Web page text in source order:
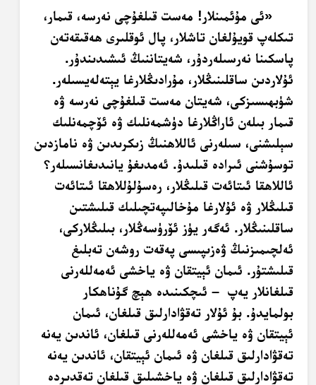
«ئى مۇئمىنلار! مەست قىلغۇچى نەرسە، قىمار،
تىكلەپ قويۇلغان تاشلار، پال ئوقلىرى ھەقىقەتەن
پاسكىنا نەرسىلەردۇر، شەيتاننىڭ ئىشىدىندۇر.
ئۇلاردىن ساقلىنىڭلار، مۇرادىڭلارغا يېتەلەيسىلەر.
شۈبھىسىزكى، شەيتان مەست قىلغۇچى نەرسە ۋە
قىمار بىلەن ئاراڭلارغا دۈشمەنلىك ۋە ئۆچمەنلىك
سېلىشنى، سىلەرنى ئاللاھنىڭ زىكرىدىن ۋە نامازدىن
توسۇشنى ئىرادە قىلىدۇ. ئەمدىغۇ يانىدىغانسىلەر؟
ئاللاھقا ئىتائەت قىلىڭلار، رەسۇلۇللاھقا ئىتائەت
قىلىڭلار ۋە ئۇلارغا مۇخالىپەتچىلىك قىلىشتىن
ساقلىنىڭلار. ئەگەر يۈز ئۆرۈسەڭلار، بىلىڭلاركى،
ئەلچىمىزنىڭ ۋەزىپىسى پەقەت روشەن تەبلىغ
قىلىشتۇر. ئىمان ئېيتقان ۋە ياخشى ئەمەللەرنى
قىلغانلار يەپ – ئىچكىنىدە ھېچ گۇناھكار
بولمايدۇ. بۇ ئۇلار تەقۋادارلىق قىلغان، ئىمان
ئېيتقان ۋە ياخشى ئەمەللەرنى قىلغان، ئاندىن يەنە
تەقۋادارلىق قىلغان ۋە ئىمان ئېيتقان، ئاندىن يەنە
تەقۋادارلىق قىلغان ۋە ياخشىلىق قىلغان تەقدىردە